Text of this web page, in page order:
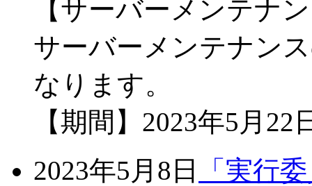
【サーバーメンテナ
サーバーメンテナン
なります。
【期間】2023年5月
2023年5月8日
「実行